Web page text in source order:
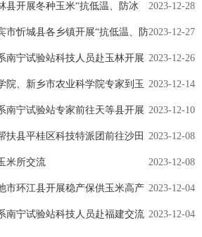
才学术交流会 2023-12-28
县开展冬种玉米“抗低温、防冰
活动 2023-12-27
市忻城县各乡镇开展“抗低温、防
服务 2023-12-26
南宁试验站科技人员赴玉林开展
等技术服务 2023-12-14
院、新乡市农业科学院专家到玉
2023-12-10
南宁试验站专家前往天等县开展
2023-12-08
扶县平桂区科技特派团前往沙田
2023-12-08
米所交流
2023-12-04
市环江县开展稳产保供玉米高产
2023-12-04
南宁试验站科技人员赴福建交流